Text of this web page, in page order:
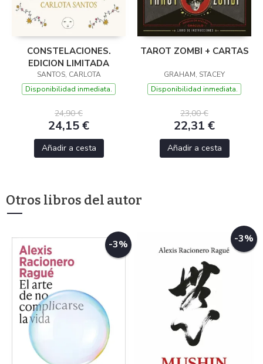
CONSTELACIONES.
EDICION LIMITADA
SANTOS, CARLOTA
Disponibilidad inmediata.
24,90 €
24,15 €
Añadir a cesta
TAROT ZOMBI + CARTAS
GRAHAM, STACEY
Disponibilidad inmediata.
23,00 €
22,31 €
Añadir a cesta
Otros libros del autor
-3% -3%